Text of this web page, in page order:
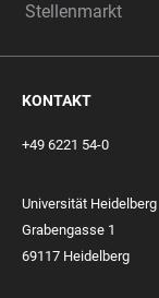
Stellenmarkt
KONTAKT
+49 6221 54-0
Universität Heidelberg
Grabengasse 1
69117 Heidelberg